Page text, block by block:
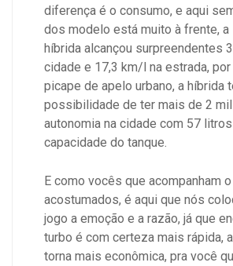
diferença é o consumo, e aqui
dos modelo está muito à frente, a
híbrida alcançou surpreendentes
cidade e 17,3 km/l na estrada,
picape de apelo urbano, a híbrida
possibilidade de ter mais de 2
autonomia na cidade com 57
capacidade do tanque.
E como vocês que acompanham
acostumados, é aqui que nós
jogo a emoção e a razão, já que
turbo é com certeza mais rápida,
torna mais econômica, pra você